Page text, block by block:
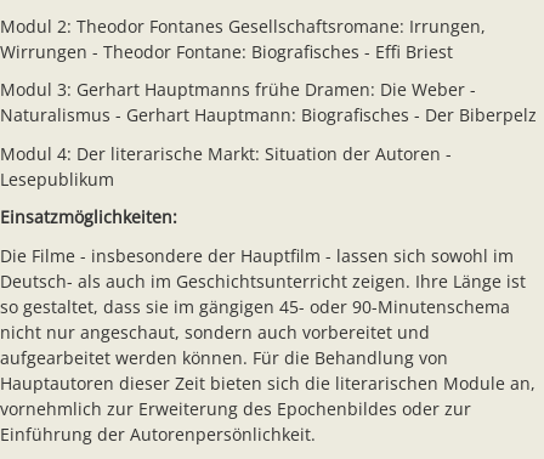
Modul 2: Theodor Fontanes Gesellschaftsromane: Irrungen,
Wirrungen - Theodor Fontane: Biografisches - Effi Briest
Modul 3: Gerhart Hauptmanns frühe Dramen: Die Weber -
Naturalismus - Gerhart Hauptmann: Biografisches - Der Biberpelz
Modul 4: Der literarische Markt: Situation der Autoren -
Lesepublikum
Einsatzmöglichkeiten:
Die Filme - insbesondere der Hauptfilm - lassen sich sowohl im
Deutsch- als auch im Geschichtsunterricht zeigen. Ihre Länge ist
so gestaltet, dass sie im gängigen 45- oder 90-Minutenschema
nicht nur angeschaut, sondern auch vorbereitet und
aufgearbeitet werden können. Für die Behandlung von
Hauptautoren dieser Zeit bieten sich die literarischen Module an,
vornehmlich zur Erweiterung des Epochenbildes oder zur
Einführung der Autorenpersönlichkeit.